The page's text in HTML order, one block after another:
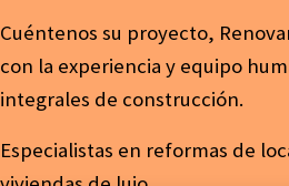
Cuéntenos su proyecto,
con la experiencia y equipo
integrales de construcción.
Especialistas en reformas de